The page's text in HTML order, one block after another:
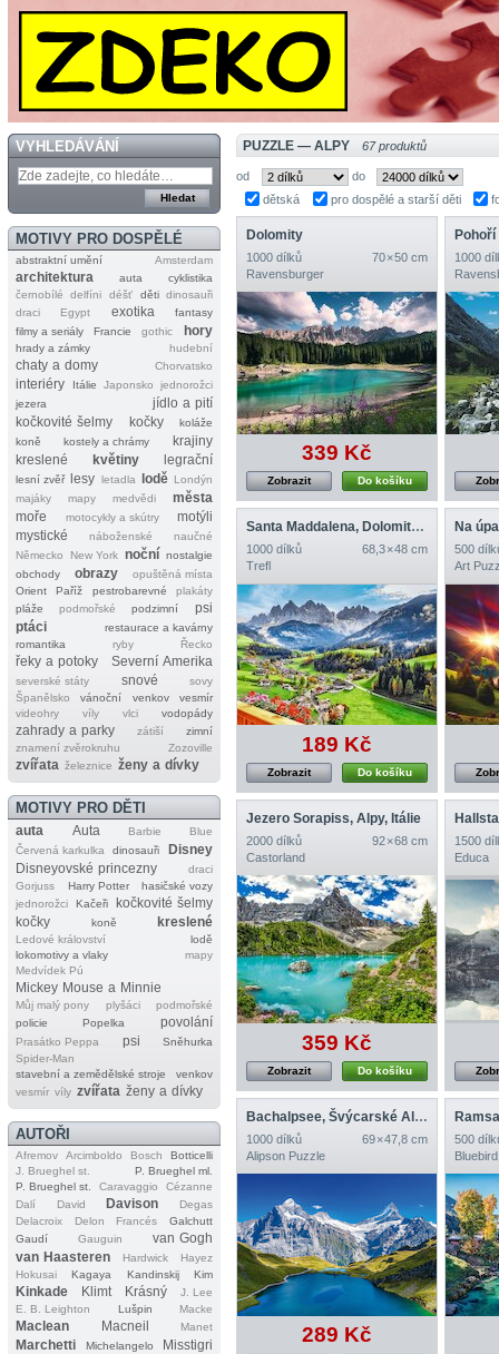
VYHLEDÁVÁNÍ
MOTIVY PRO DOSPĚLÉ
abstraktní umění Amsterdam
architektura auta
cyklistika
černobílé
delfíni déšť děti dinosauři
draci
Egypt exotika
fantasy
filmy a seriály
Francie gothic hory
hrady a zámky hudební
chaty a domy Chorvatsko
interiéry Itálie Japonsko
jednorožci
jezera
jídlo a pití
kočkovité šelmy
kočky
koláže
koně
kostely a chrámy
krajiny
kreslené
květiny legrační
lesní zvěř lesy letadla lodě Londýn
majáky
mapy medvědi
města
moře
motocykly a skútry
motýli
mystické
náboženské
naučné
Německo
New York noční nostalgie
obchody
obrazy
opuštěná místa
Orient
Paříž pestrobarevné
plakáty
pláže
podmořské podzimní
psi
ptáci
restaurace a kavárny
romantika
ryby Řecko
řeky a potoky Severní Amerika
severské státy snové
sovy
Španělsko
vánoční venkov
vesmír
videohry
víly vlci vodopády
zahrady a parky zátiší
zimní
znamení zvěrokruhu
Zozoville
zvířata železnice ženy a dívky
MOTIVY PRO DĚTI
auta Auta Barbie
Blue
Červená karkulka
dinosauři
Disney
Disneyovské princezny
draci
Gorjuss
Harry Potter
hasičské vozy
jednorožci
Kačeři
kočkovité šelmy
kočky
koně kreslené
Ledové království
lodě
lokomotivy a vlaky
mapy
Medvídek Pú
Mickey Mouse a Minnie
Můj malý pony plyšáci
podmořské
policie
Popelka povolání
Prasátko Peppa psi
Sněhurka
Spider‐Man
stavební a zemědělské stroje
venkov
vesmír víly zvířata ženy a dívky
AUTOŘI
Afremov Arcimboldo Bosch
Botticelli
J. Brueghel st.
P. Brueghel ml.
P. Brueghel st.
Caravaggio
Cézanne
Dalí
David Davison
Degas
Delacroix
Delon Francés
Galchutt
Gaudí
Gauguin
van Gogh
van Haasteren
Hardwick
Hayez
Hokusai
Kagaya Kandinskij Kim
Kinkade Klimt Krásný
J. Lee
E. B. Leighton
Lušpin Macke
Maclean Macneil Manet
Marchetti Michelangelo Misstigri
PUZZLE — ALPY 67 produktů
od
do
dětská
pro dospělé a starší děti
Dolomity
1000 dílků
70 × 50 cm
Ravensburger
339 Kč
Do košíku
Zobrazit
1000
Santa Maddalena, Dolomity, Itálie
1000 dílků
68,3 × 48 cm
Trefl
189 Kč
Do košíku
Zobrazit
Na
500
Art
Jezero Sorapiss, Alpy, Itálie
2000 dílků
92 × 68 cm
Castorland
359 Kč
Do košíku
Zobrazit
1500
Educa
Bachalpsee, Švýcarské Alpy
1000 dílků
69 × 47,8 cm
Alipson Puzzle
289 Kč
500